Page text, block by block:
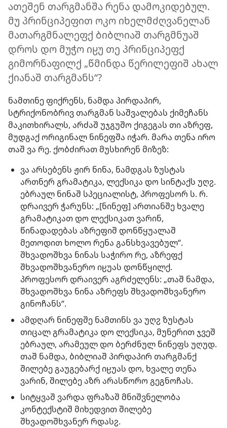
ათეშენ თარგმანშა რენა დამოკიდებულ.
მუ პრინციპეფით ოკო იხელმძღვანელან
მათარგმნალეფქ ბიბლიაშ თარგმნუაშ
დროს დო მუჭო იჸუ თე პრინციპეფქ
გიმორნაფილქ „წმინდა წერილეფიშ ახალ
ქიანაშ თარგმანს“?
ნამთინე ფიქრენს, ნამდა პირდაპირ,
სტრიქონობრივ თარგმან საშვალებას ქიმეჩანს
მაკითხირალს, არძაშ უჯგუშო ქიგეგას თი აზრეფ,
მუდგაქ ორიგინალ ნინეფშა იჭარ. მარა თენა ირო
თაშ ვა რე. ქობძირათ მუსხირენ მიზეზ:
ვა არსებენს ჟირ ნინა, ნამდგას ზუსტას
ართნერ გრამატიკა, ლექსიკა დო სინტაქს უღჷ.
ებრაულ ნინაშ სპეციალისტ, პროფესორ ს. რ.
დრაივერ ჭარუნს: „[ნინეფ] ართიანშე ხვალე
გრამატიკათ დო ლექსიკათ ვარინ,
წინადადებას აზრეფიშ დონწყუალაშ
მეთოდით ხოლო რენა განსხვავებულ“.
შხვადოშხვა ნინას საჭირო რე, აზრეფქ
შხვადოშხვანერო იჸუას დონწყილქ.
პროფესორ დრაივერ აგრძელენს: „თაშ ნამდა,
შხვადოშხვა ნინა აზრეფს შხვადოშხვანერო
გინოჩანს“.
ამდღარ ნინეფშე ნამთინს ვა უღჷ ზუსტას
თიცალ გრამატიკა დო ლექსიკა, მუნერით ჯვეშ
ებრაულ, არამეულ დო ბერძნულ ნინეფს უღუდ.
თაშ ნამდა, ბიბლიაშ პირდაპირ თარგმანქ
შილებე გაუგებარქ იჸუას დო, ხვალე თენა
ვარინ, შილებე აზრ არასწორო გეგნოჩას.
სიტყვაშ ვარდა ფრაზაშ მნიშვნელობა
კონტექსტიშ მიხედვით შილებე
შხვადოშხვანერ რდასჷ.